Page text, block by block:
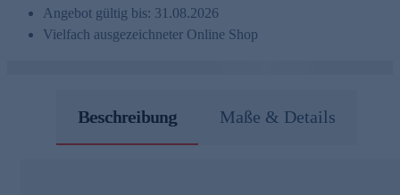
Angebot gültig bis: 31.08.2026
Vielfach ausgezeichneter Online Shop
Beschreibung Maße & Details